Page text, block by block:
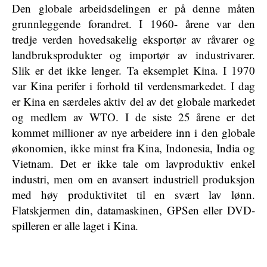
Den globale arbeidsdelingen er på denne måten
grunnleggende forandret. I 1960- årene var den
tredje verden hovedsakelig eksportør av råvarer og
landbruksprodukter og importør av industrivarer.
Slik er det ikke lenger. Ta eksemplet Kina. I 1970
var Kina perifer i forhold til verdensmarkedet. I dag
er Kina en særdeles aktiv del av det globale markedet
og medlem av WTO. I de siste 25 årene er det
kommet millioner av nye arbeidere inn i den globale
økonomien, ikke minst fra Kina, Indonesia, India og
Vietnam. Det er ikke tale om lavproduktiv enkel
industri, men om en avansert industriell produksjon
med høy produktivitet til en svært lav lønn.
Flatskjermen din, datamaskinen, GPSen eller DVD-
spilleren er alle laget i Kina.